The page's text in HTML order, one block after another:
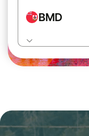
BMD